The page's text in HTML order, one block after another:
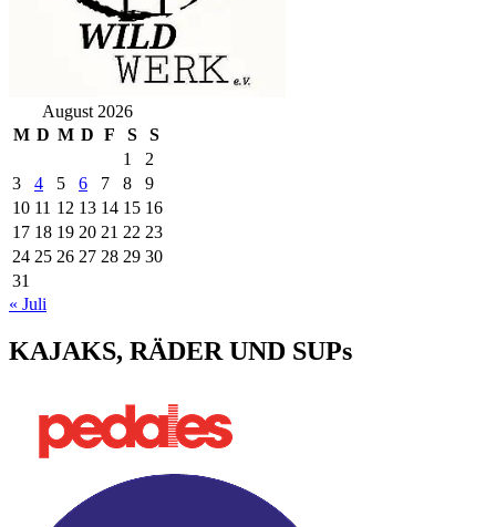
August 2026
M D M D F S
S
1
2
3
4 5 6 7 8
9
10 11 12 13 14 15 16
17 18 19 20 21 22 23
24 25 26 27 28 29 30
31
« Juli
KAJAKS, RÄDER UND SUPs